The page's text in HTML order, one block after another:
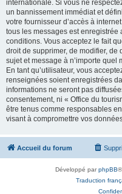
internationale. Si vous ne
un bannissement immédiat et
votre fournisseur d’accès à
tous les messages est enregistrée
conditions. Vous acceptez le fait
droit de supprimer, de modifier, de
sujet et message à n’importe
En tant qu’utilisateur, vous
renseignées soient enregistrées
informations ne seront pas
consentement, ni « Office du
être tenus comme responsables
visant à compromettre vos
Accueil du forum
Développé parphpBB
Traduction